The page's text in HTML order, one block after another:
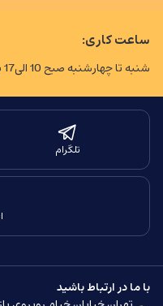
ساعت کاری:
شنبه تا چهارشنبه صبح 10 الی17 پنجشنبه 10 الی 15
تلگرام
با ما در ارتباط باشید